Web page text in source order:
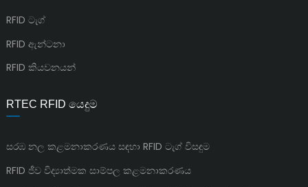
RFID ටැග්
RFID ඇන්ටනා
RFID කියවනයන්
RTEC RFID යෙදුම
සරඹ නල කළමනාකරණය සඳහා RFID ටැග් විසඳුම
RFID ජීව විද්‍යාත්මක සාම්පල කළමනාකරණය